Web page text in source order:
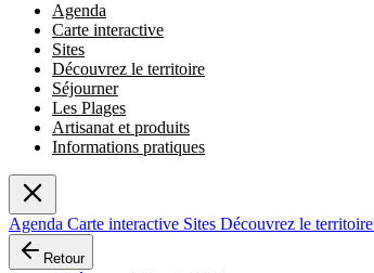
Agenda
Carte interactive
Sites
Découvrez le territoire
Séjourner
Les Plages
Artisanat et produits
Informations pratiques
Agenda Carte interactive Sites Découvrez le territoire
Retour